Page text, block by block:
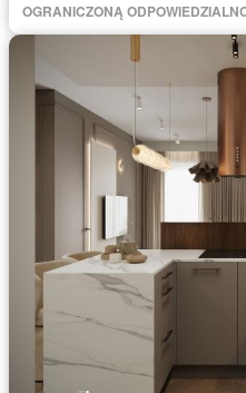
OGRANICZONĄ